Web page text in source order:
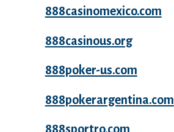
888casinomexico.com
888casinous.org
888poker-us.com
888pokerargentina.com
888sportro.com